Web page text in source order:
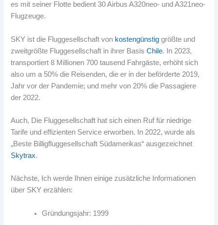
es mit seiner Flotte bedient 30 Airbus A320neo- und A321neo-
Flugzeuge.
SKY ist die Fluggesellschaft von kostengünstig größte und
zweitgrößte Fluggesellschaft in ihrer BasisChile. In 2023,
transportiert 8 Millionen 700 tausend Fahrgäste, erhöht sich
also um a 50% die Reisenden, die er in der beförderte 2019,
Jahr vor der Pandemie; und mehr von 20% die Passagiere
der 2022.
Auch, Die Fluggesellschaft hat sich einen Ruf für niedrige
Tarife und effizienten Service erworben. In 2022, wurde als
„Beste Billigfluggesellschaft Südamerikas“ ausgezeichnet
Skytrax.
Nächste, Ich werde Ihnen einige zusätzliche Informationen
über SKY erzählen:
Gründungsjahr: 1999